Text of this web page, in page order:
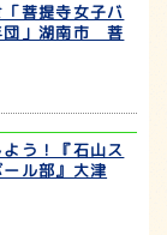
菩提寺女子バ
団」湖南市 菩
う！『石山ス
ル部』大津